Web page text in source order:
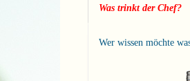
Was trinkt der Chef?
Wer wissen möchte